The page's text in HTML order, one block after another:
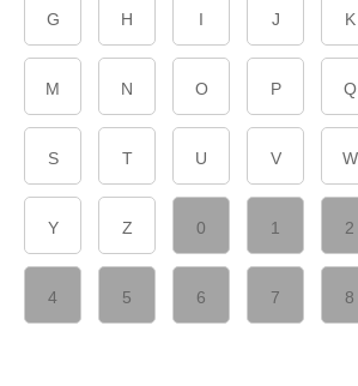
G H I J K
M N O P Q
S T U V W
Y Z 0 1 2
4 5 6 7 8